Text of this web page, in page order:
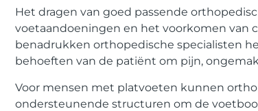
Het dragen van goed passende
voetaandoeningen en het voorkomen van
benadrukken orthopedische specialisten
behoeften van de patiënt om pijn,
Voor mensen met platvoeten kunnen
ondersteunende structuren om de